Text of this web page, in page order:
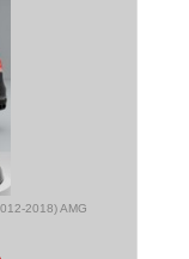
2018) AMG